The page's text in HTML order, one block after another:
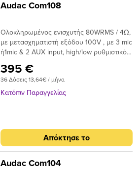
you like.
Audac Com108
Ολοκληρωμένος ενισχυτής 80WRMS / 4Ω,
με μετασχηματιστή εξόδου 100V , με 3 mic
ή1mic & 2 AUX input, high/low ρυθμιστικό
395 €
36 Δόσεις 13,64€ / μήνα
Κατόπιν Παραγγελίας
Απόκτησε το
Audac Com104